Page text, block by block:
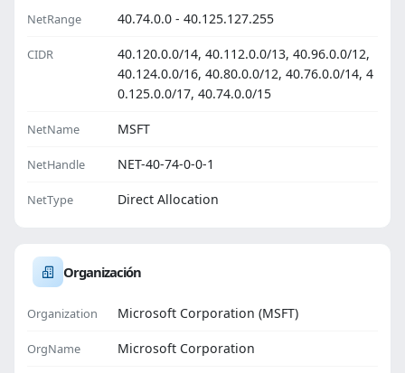
NetRange 40.74.0.0 - 40.125.127.255
CIDR
40.120.0.0/14, 40.112.0.0/13, 40.96.0.0/12,
40.124.0.0/16, 40.80.0.0/12, 40.76.0.0/14, 4
0.125.0.0/17, 40.74.0.0/15
NetName MSFT
NetHandle NET-40-74-0-0-1
NetType Direct Allocation
Organización
Organization Microsoft Corporation (MSFT)
OrgName Microsoft Corporation